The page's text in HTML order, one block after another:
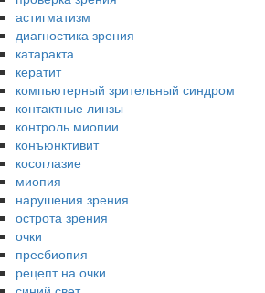
астигматизм
диагностика зрения
катаракта
кератит
компьютерный зрительный синдром
контактные линзы
контроль миопии
конъюнктивит
косоглазие
миопия
нарушения зрения
острота зрения
очки
пресбиопия
рецепт на очки